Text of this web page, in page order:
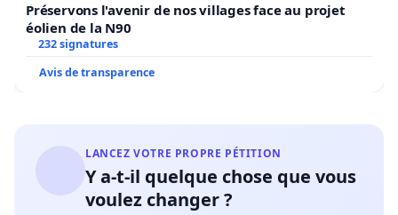
Préservons l'avenir de nos villages face au projet
éolien de la N90
232 signatures
Avis de transparence
LANCEZ VOTRE PROPRE PÉTITION
Y a-t-il quelque chose que vous
voulez changer ?